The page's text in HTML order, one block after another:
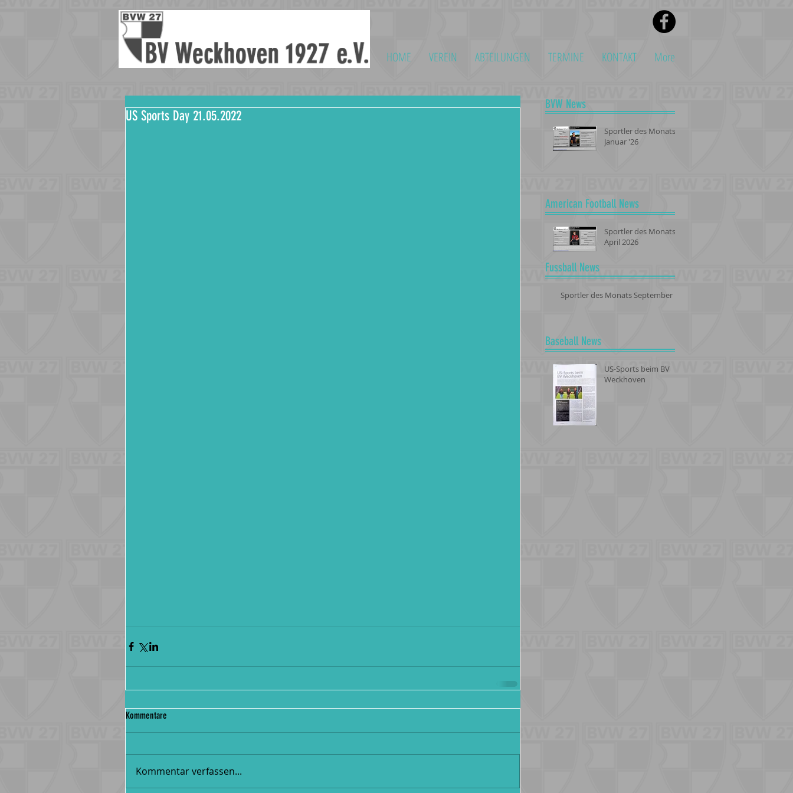
HOME VEREIN ABTEILUNGEN TERMINE KONTAKT More
US Sports Day 21.05.2022
Kommentare
Kommentar verfassen...
BVW News
Sportler des Monats -
Januar '26
American Football News
Sportler des Monats -
April 2026
Fussball News
Sportler des Monats September
Baseball News
US-Sports beim BV
Weckhoven